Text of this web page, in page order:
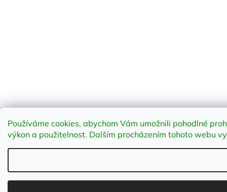
Používáme cookies, abychom Vám umožnili pohodlné
výkon a použitelnost. Dalším procházením tohoto webu